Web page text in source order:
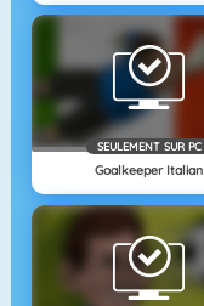
SEULEMENT SUR PC
Goalkeeper Italian